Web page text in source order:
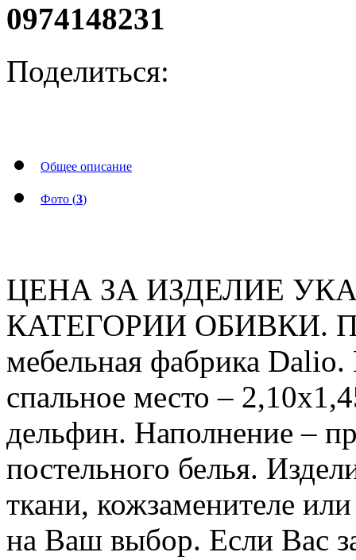
0974148231
Поделиться:
Общее описание
Фото (3)
ЦЕНА ЗА ИЗДЕЛИЕ
КАТЕГОРИИ ОБИВКИ.
мебельная фабрика
спальное место –
дельфин. Наполнение –
постельного белья.
ткани, кожзаменителе
на Ваш выбор. Если Вас